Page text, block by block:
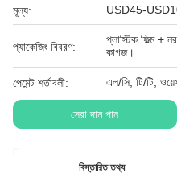
মূল্য: USD45-
প্যাকেজিং বিবরণ:
প্লাস্টিক ফিল্ম +
কাগজ।
পেমেন্ট শর্তাবলী: এল/সি, টি/টি,
সেরা দাম পান
বিস্তারিত তথ্য